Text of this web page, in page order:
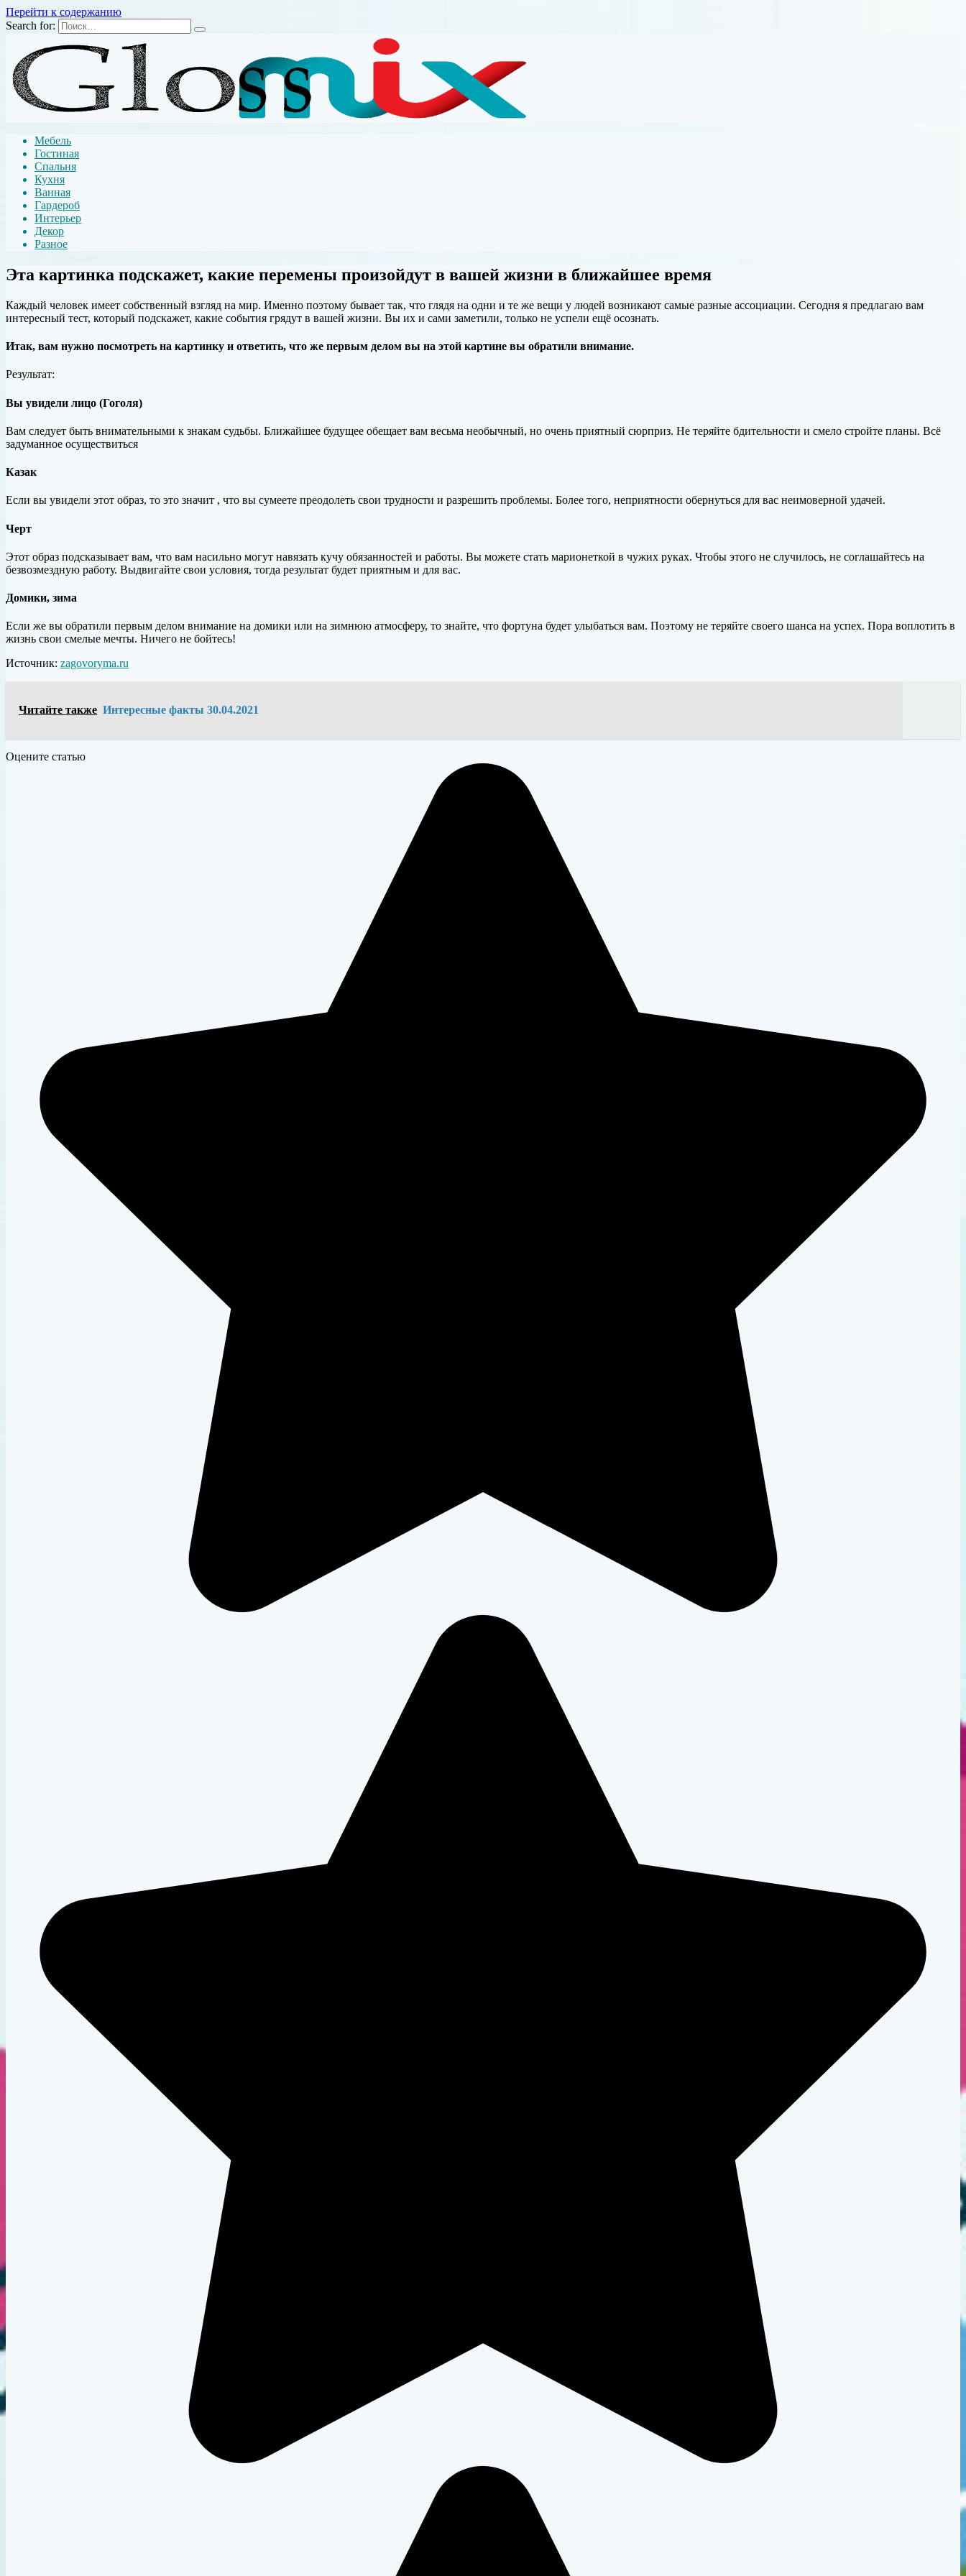
Перейти к содержанию
Search for:
Мебель
Гостиная
Спальня
Кухня
Ванная
Гардероб
Интерьер
Декор
Разное
Эта картинка подскажет, какие перемены произойдут в вашей жизни в ближайшее время
Каждый человек имеет собственный взгляд на мир. Именно поэтому бывает так, что глядя на одни и те же вещи у людей возникают самые разные ассоциации. Сегодня я предлагаю вам
интересный тест, который подскажет, какие события грядут в вашей жизни. Вы их и сами заметили, только не успели ещё осознать.
Итак, вам нужно посмотреть на картинку и ответить, что же первым делом вы на этой картине вы обратили внимание.
Результат:
Вы увидели лицо (Гоголя)
Вам следует быть внимательными к знакам судьбы. Ближайшее будущее обещает вам весьма необычный, но очень приятный сюрприз. Не теряйте бдительности и смело стройте планы. Всё
задуманное осуществиться
Казак
Если вы увидели этот образ, то это значит , что вы сумеете преодолеть свои трудности и разрешить проблемы. Более того, неприятности обернуться для вас неимоверной удачей.
Черт
Этот образ подсказывает вам, что вам насильно могут навязать кучу обязанностей и работы. Вы можете стать марионеткой в чужих руках. Чтобы этого не случилось, не соглашайтесь на
безвозмездную работу. Выдвигайте свои условия, тогда результат будет приятным и для вас.
Домики, зима
Если же вы обратили первым делом внимание на домики или на зимнюю атмосферу, то знайте, что фортуна будет улыбаться вам. Поэтому не теряйте своего шанса на успех. Пора воплотить в
жизнь свои смелые мечты. Ничего не бойтесь!
Источник: zagovoryma.ru
Читайте также Интересные факты 30.04.2021
Оцените статью